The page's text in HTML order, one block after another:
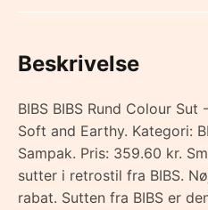
Beskrivelse
BIBS BIBS Rund Colour
Soft and Earthy. Kategori:
Sampak. Pris: 359.60 kr.
sutter i retrostil fra BIBS.
rabat. Sutten fra BIBS er